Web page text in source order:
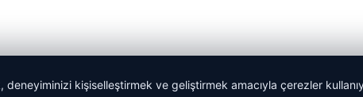
deneyiminizi kişiselleştirmek ve geliştirmek amacıyla çerezler